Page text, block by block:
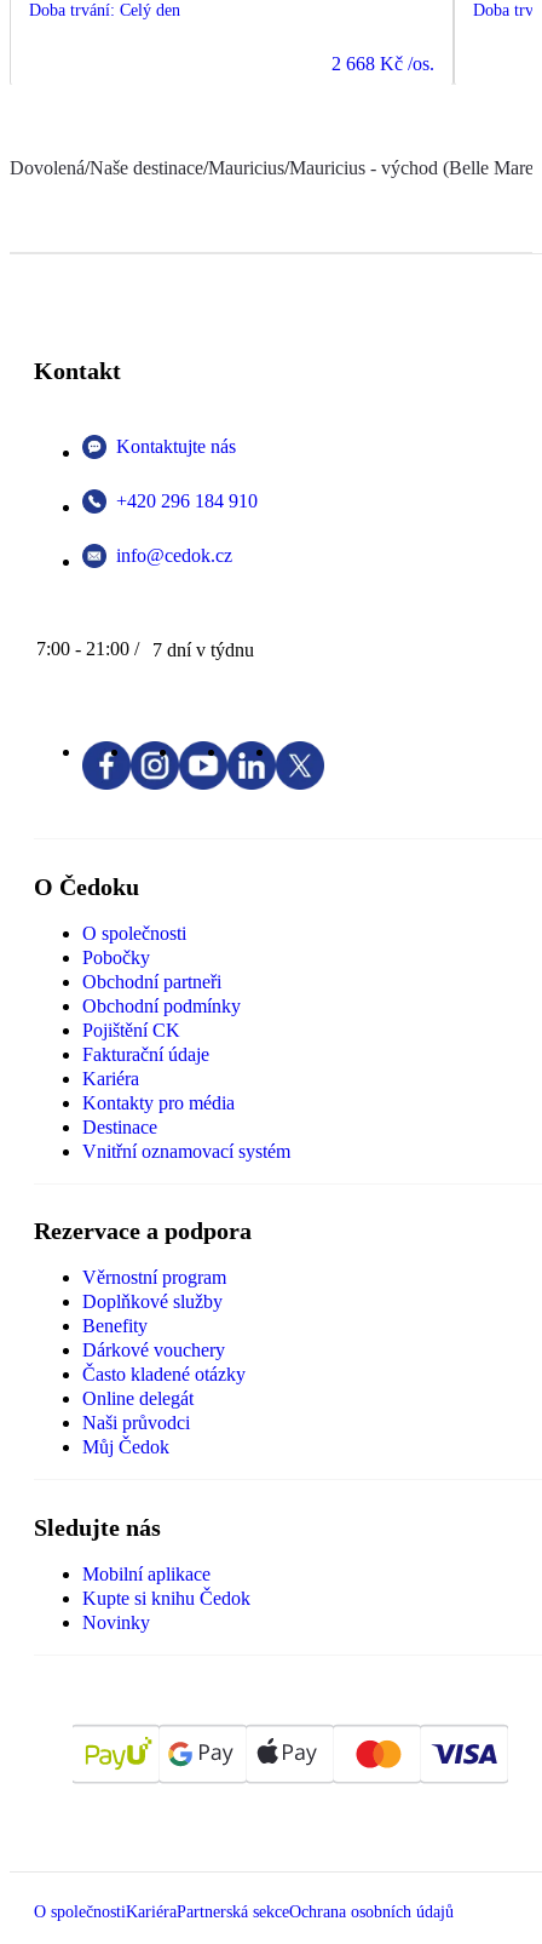
Doba trvání: Celý den
2 668 Kč /os.
Doba
Dovolená/Naše destinace/Mauricius/Mauricius - východ (Belle Mare
Kontakt
Kontaktujte nás
+420 296 184 910
info@cedok.cz
7:00 - 21:00 / 7 dní v týdnu
O Čedoku
O společnosti
Pobočky
Obchodní partneři
Obchodní podmínky
Pojištění CK
Fakturační údaje
Kariéra
Kontakty pro média
Destinace
Vnitřní oznamovací systém
Rezervace a podpora
Věrnostní program
Doplňkové služby
Benefity
Dárkové vouchery
Často kladené otázky
Online delegát
Naši průvodci
Můj Čedok
Sledujte nás
Mobilní aplikace
Kupte si knihu Čedok
Novinky
O společnostiKariéraPartnerská sekceOchrana osobních údajů